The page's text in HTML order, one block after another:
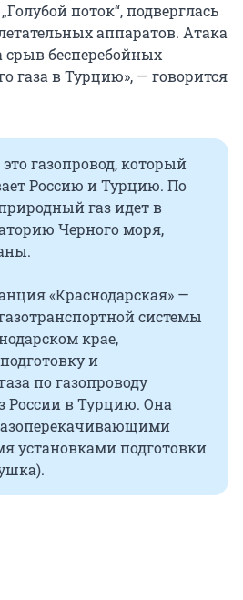
поток“, подверглась
аппаратов. Атака
бесперебойных
газа в Турцию», — говорится
газопровод, который
Россию и Турцию. По
газ идет в
Черного моря,
«Краснодарская» —
системы
крае,
и
по газопроводу
России в Турцию. Она
установками подготовки